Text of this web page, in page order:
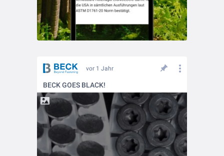
vor 1 Jahr
BECK GOES BLACK!